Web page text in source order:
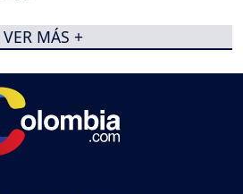
VER MÁS +